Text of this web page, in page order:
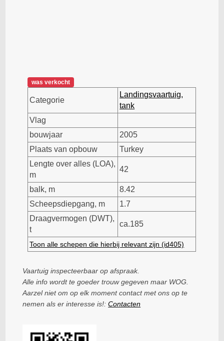
was verkocht
Categorie
Landingsvaartuig,
tank
Vlag
bouwjaar
2005
Plaats van opbouw
Turkey
Lengte over alles (LOA),
m
42
balk, m
8.42
Scheepsdiepgang, m
1.7
Draagvermogen (DWT),
t
ca.185
Toon alle schepen die hierbij relevant zijn (id405)
Vaartuig inspecteerbaar op afspraak.
Alle info wordt te goeder trouw gegeven maar WOG.
Aarzel niet om op elk moment contact met ons op te
nemen als er interesse is!:Contacten